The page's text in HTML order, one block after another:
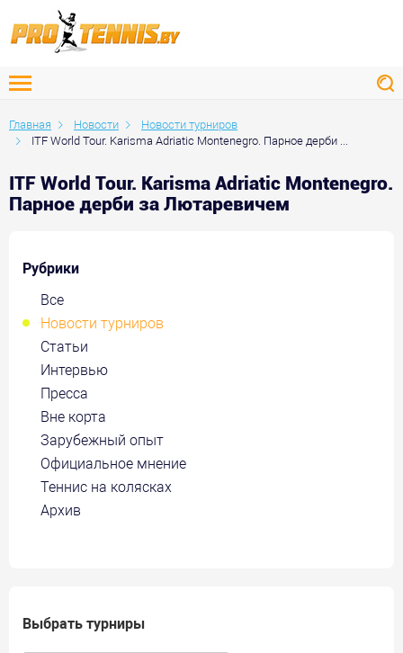
Главная Новости
Новости турниров
ITF World Tour. Karisma Adriatic Montenegro. Парное дерби ...
ITF World Tour. Karisma Adriatic Montenegro.
Парное дерби за Лютаревичем
Рубрики
Все
Новости турниров
Статьи
Интервью
Пресса
Вне корта
Зарубежный опыт
Официальное мнение
Теннис на колясках
Архив
Выбрать турниры